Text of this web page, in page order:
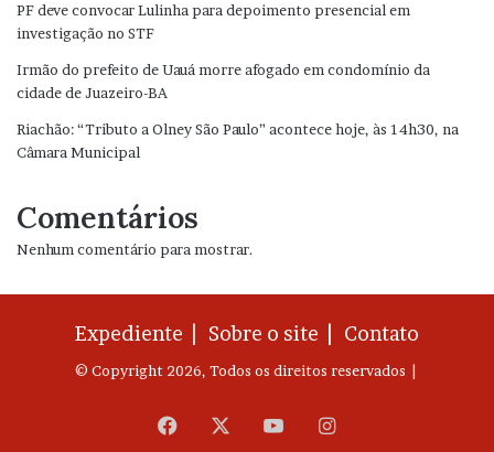
PF deve convocar Lulinha para depoimento presencial em
investigação no STF
Irmão do prefeito de Uauá morre afogado em condomínio da
cidade de Juazeiro-BA
Riachão: “Tributo a Olney São Paulo” acontece hoje, às 14h30, na
Câmara Municipal
Comentários
Nenhum comentário para mostrar.
Expediente | Sobre o site | Contato
© Copyright 2026, Todos os direitos reservados |
Facebook YouTubeInstagram